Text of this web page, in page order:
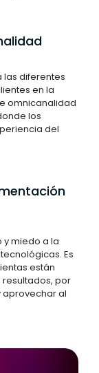
las diferentes
en la
omnicanalidad
los
del
y miedo a la
Es
están
por
aprovechar al